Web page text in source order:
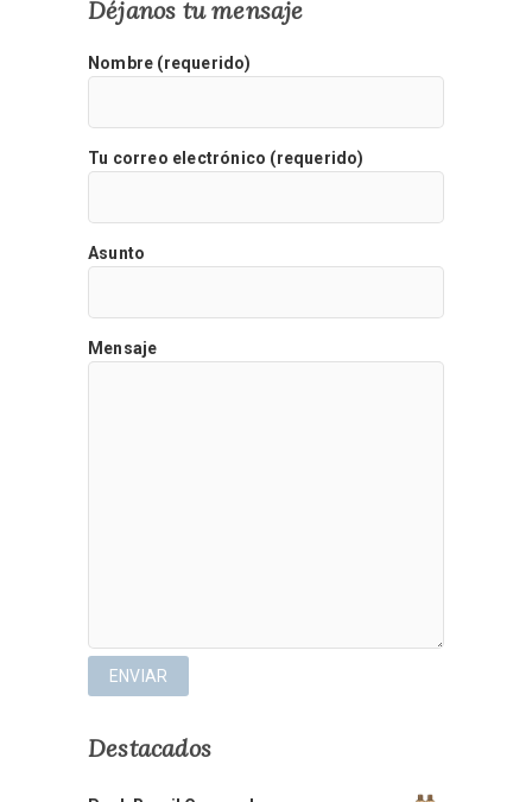
Déjanos tu mensaje
Nombre (requerido)
Tu correo electrónico (requerido)
Asunto
Mensaje
Destacados